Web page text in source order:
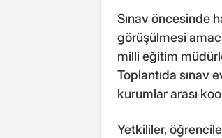
Sınav öncesinde
görüşülmesi
milli eğitim
Toplantıda sınav
kurumlar arası
Yetkililer,